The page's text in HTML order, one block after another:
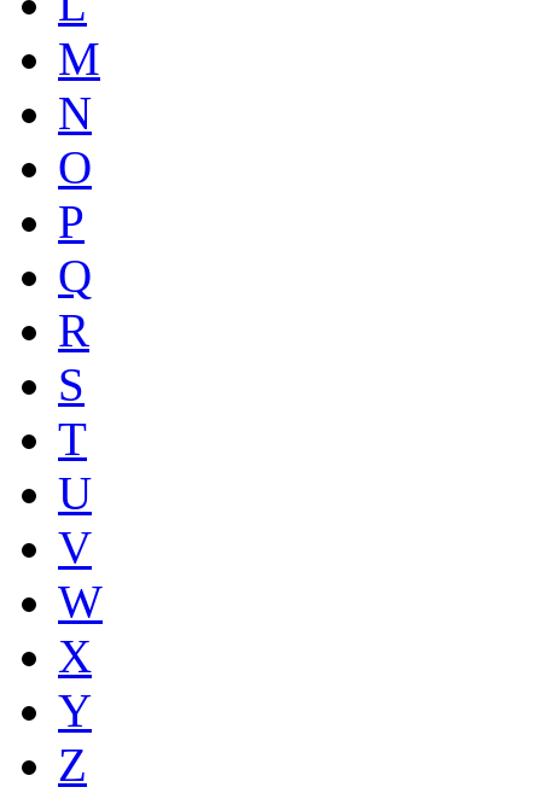
M
N
O
P
Q
R
S
T
U
V
W
X
Y
Z